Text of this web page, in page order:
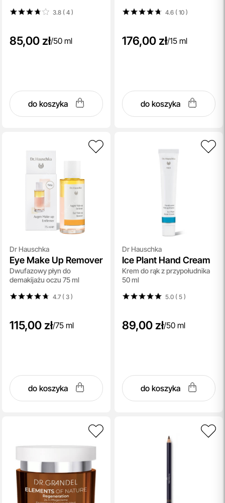
3.8 ( 4)
85,00 zł/50 ml
do koszyka
4.6 ( 10)
176,00 zł/15 ml
do koszyka
Dr Hauschka
Eye Make Up Remover
Dwufazowy płyn do
demakijażu oczu 75 ml
4.7 ( 3)
115,00 zł/75 ml
do koszyka
Dr Hauschka
Ice Plant Hand Cream
Krem do rąk z przypołudnika
50 ml
5.0 ( 5)
89,00 zł/50 ml
do koszyka